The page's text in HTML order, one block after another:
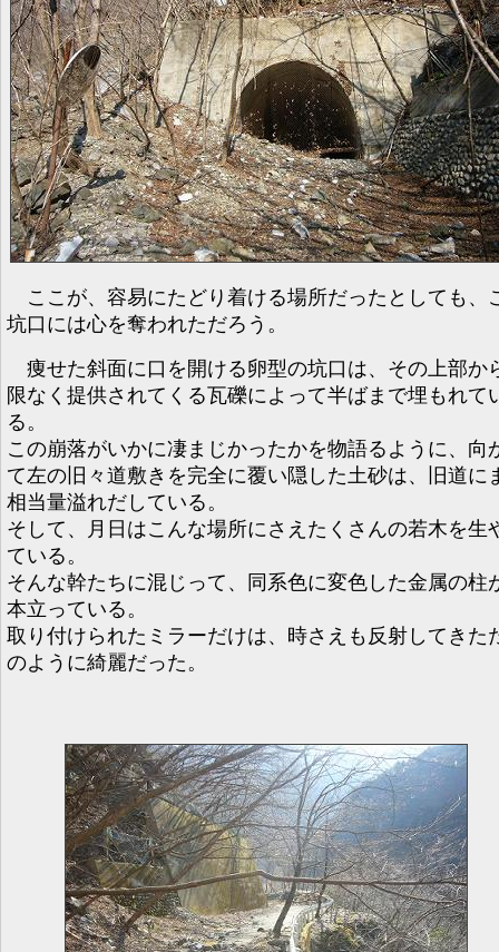
ここが、容易にたどり着ける場所だったとしても、
坑口には心を奪われただろう。
痩せた斜面に口を開ける卵型の坑口は、その上部か
限なく提供されてくる瓦礫によって半ばまで埋もれて
る。
この崩落がいかに凄まじかったかを物語るように、向
て左の旧々道敷きを完全に覆い隠した土砂は、旧道に
相当量溢れだしている。
そして、月日はこんな場所にさえたくさんの若木を生
ている。
そんな幹たちに混じって、同系色に変色した金属の柱
本立っている。
取り付けられたミラーだけは、時さえも反射してきた
のように綺麗だった。